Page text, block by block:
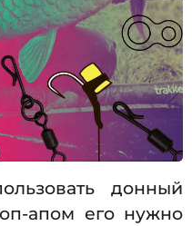
донный
апом его нужно